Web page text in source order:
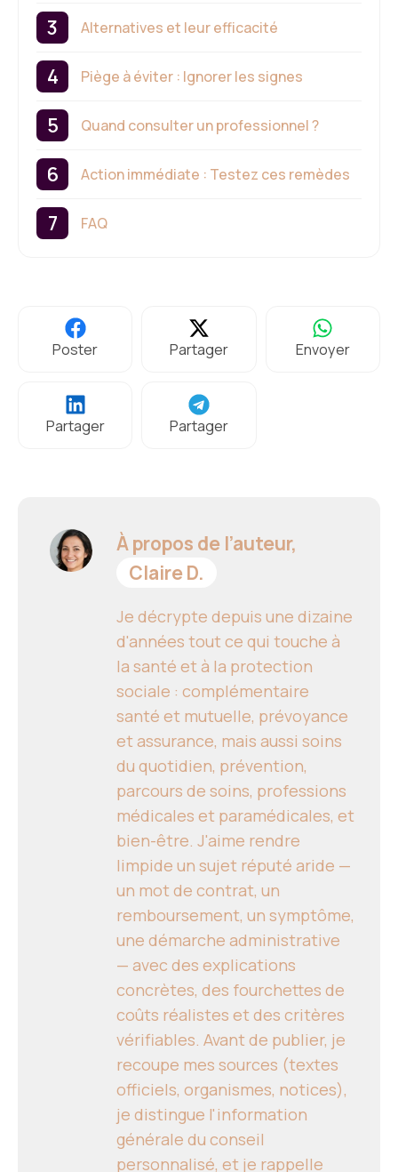
Alternatives et leur efficacité
Piège à éviter : Ignorer les signes
Quand consulter un professionnel ?
Action immédiate : Testez ces remèdes
FAQ
Poster Partager Envoyer
Partager Partager
À propos de l’auteur,
Claire D.
Je décrypte depuis une dizaine
d'années tout ce qui touche à
la santé et à la protection
sociale : complémentaire
santé et mutuelle, prévoyance
et assurance, mais aussi soins
du quotidien, prévention,
parcours de soins, professions
médicales et paramédicales, et
bien-être. J'aime rendre
limpide un sujet réputé aride —
un mot de contrat, un
remboursement, un symptôme,
une démarche administrative
— avec des explications
concrètes, des fourchettes de
coûts réalistes et des critères
vérifiables. Avant de publier, je
recoupe mes sources (textes
officiels, organismes, notices),
je distingue l'information
générale du conseil
personnalisé, et je rappelle